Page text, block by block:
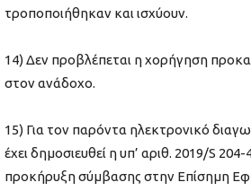
τροποποιήθηκαν και ισχύουν.
14) Δεν προβλέπεται η χορήγηση
στον ανάδοχο.
15) Για τον παρόντα ηλεκτρονικό
έχει δημοσιευθεί η υπ’ αριθ. 2019/S 204-
προκήρυξη σύμβασης στην Επίσημη